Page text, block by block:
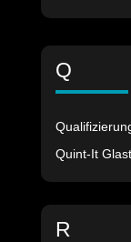
Q
Quint-It
R